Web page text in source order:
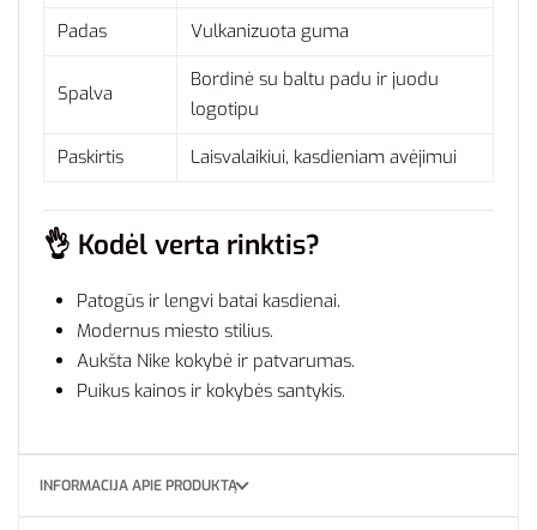
Padas Vulkanizuota guma
Spalva
Bordinė su baltu padu ir juodu
logotipu
Paskirtis
Laisvalaikiui, kasdieniam avėjimui
👌 Kodėl verta rinktis?
Patogūs ir lengvi batai kasdienai.
Modernus miesto stilius.
Aukšta Nike kokybė ir patvarumas.
Puikus kainos ir kokybės santykis.
INFORMACIJA APIE PRODUKTĄ